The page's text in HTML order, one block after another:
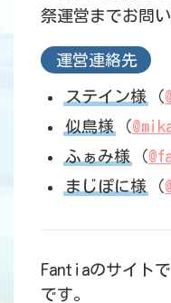
祭運営までお問
運営連絡先
ステイン様 （
似鳥様
（
ふぁみ様
（
まじぽに様
（
Fantiaのサイト
です。